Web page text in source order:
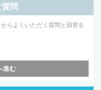
問
らよくいただく質問と回答を
進む